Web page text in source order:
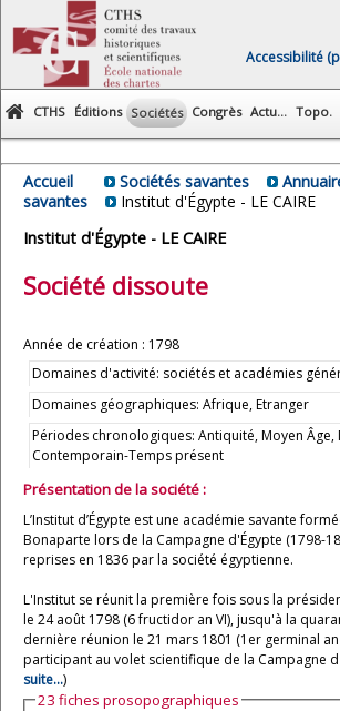
Accessibilité
CTHS Éditions Sociétés Congrès Actu... Topo.
Accueil Sociétés savantes
savantes
Institut d'Égypte - LE CAIRE
Institut d'Égypte - LE CAIRE
Société dissoute
Année de création : 1798
Domaines d'activité: sociétés et académies
Domaines géographiques: Afrique, Etranger
Périodes chronologiques: Antiquité, Moyen Âge,
Contemporain-Temps présent
Présentation de la société :
L’Institut d’Égypte est une académie savante
Bonaparte lors de la Campagne d'Égypte (1798-
reprises en 1836 par la société égyptienne.
L'Institut se réunit la première fois sous la
le 24 août 1798 (6 fructidor an VI), jusqu'à la
dernière réunion le 21 mars 1801 (1er germinal an
participant au volet scientifique de la Campagne
suite...)
23 fiches prosopographiques